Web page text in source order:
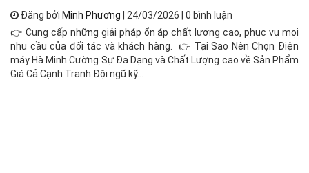
Đăng bởi Minh Phương | 24/03/2026 | 0 bình luận
👉 Cung cấp những giải pháp ổn áp chất lượng cao, phục vụ mọi
nhu cầu của đối tác và khách hàng. 👉 Tại Sao Nên Chọn Điện
máy Hà Minh Cường Sự Đa Dạng và Chất Lượng cao về Sản Phẩm
Giá Cả Cạnh Tranh Đội ngũ kỹ...